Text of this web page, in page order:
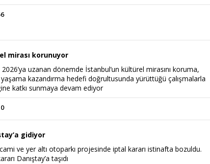
mirası korunuyor
uzanan dönemde İstanbul’un kültürel mirasını koruma,
kazandırma hedefi doğrultusunda yürüttüğü çalışmalarla
katkı sunmaya devam ediyor
gidiyor
cami ve yer altı otoparkı projesinde iptal kararı istinafta bozuldu.
Danıştay’a taşıdı